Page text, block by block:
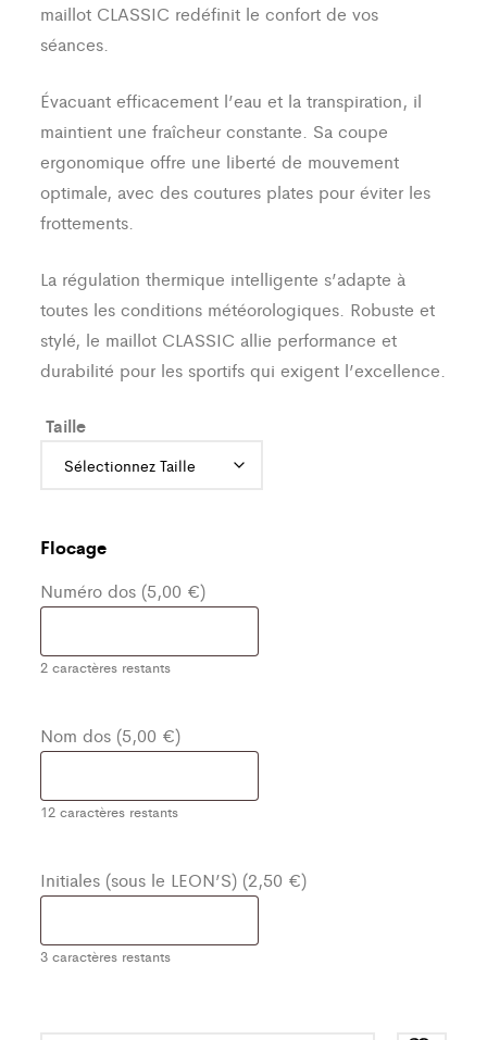
maillot CLASSIC redéfinit le confort de vos
séances.
Évacuant efficacement l’eau et la transpiration, il
maintient une fraîcheur constante. Sa coupe
ergonomique offre une liberté de mouvement
optimale, avec des coutures plates pour éviter les
frottements.
La régulation thermique intelligente s’adapte à
toutes les conditions météorologiques. Robuste et
stylé, le maillot CLASSIC allie performance et
durabilité pour les sportifs qui exigent l’excellence.
Taille
Flocage
Numéro dos (5,00 €)
2 caractères restants
Nom dos (5,00 €)
12 caractères restants
Initiales (sous le LEON’S) (2,50 €)
3 caractères restants